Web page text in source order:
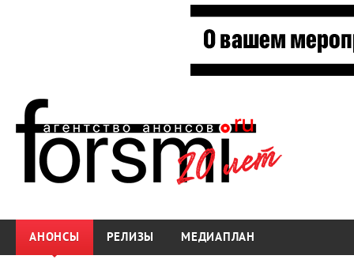
АНОНСЫ РЕЛИЗЫ МЕДИАПЛАН